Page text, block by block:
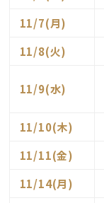
11/7(月)
11/8(火)
11/9(水)
11/10(木)
11/11(金)
11/14(月)